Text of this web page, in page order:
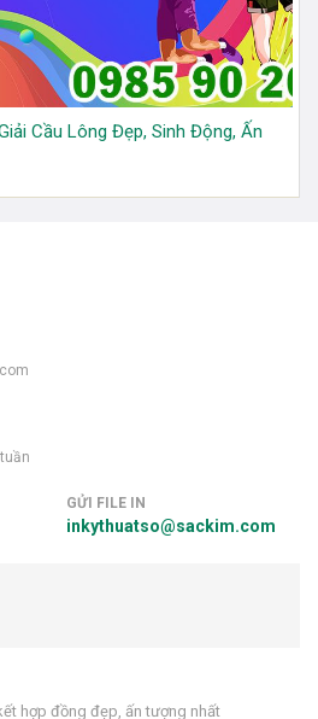
Cầu Lông Đẹp, Sinh Động, Ấn
GỬI FILE IN
inkythuatso@sackim.com
hợp đồng đẹp, ấn tượng nhất